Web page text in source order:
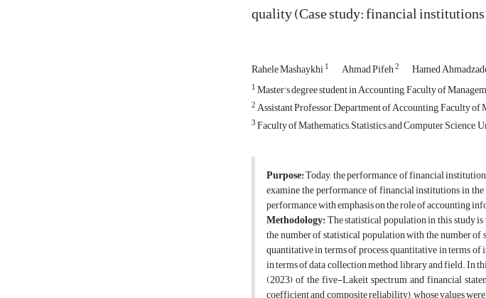
quality (Case study: financial
Rahele Mashaykhi1 Ahmad Pifeh2 Hamed
1Master's degree student in Accounting, Faculty of
2Assistant Professor, Department of Accounting, Faculty of
3Faculty of Mathematics, Statistics and Computer Science,
Purpose:Today, the performance of financial
examine the performance of financial institutions in
performance with emphasis on the role of accounting
Methodology:The statistical population in this study
the number of statistical population with the number
quantitative in terms of process, quantitative in terms
in terms of data collection method, library and field. In
(2023) of the five-Lakeit spectrum and financial